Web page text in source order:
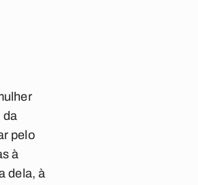
da
pelo
à
dela, à